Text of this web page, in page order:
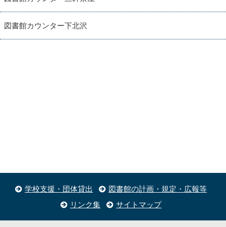
図書館カウンター下北沢
学校支援・団体貸出
図書館の計画・規定・広報等
リンク集
サイトマップ